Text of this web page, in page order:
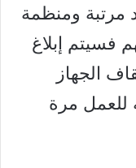
مرتبة ومنظمة
فسيتم إبلاغ
الجهاز
للعمل مرة